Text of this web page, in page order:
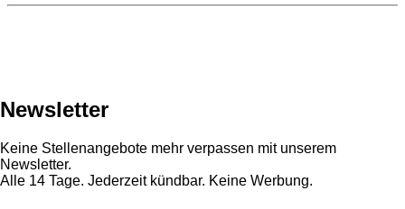
Newsletter
Keine Stellenangebote mehr verpassen mit unserem
Newsletter.
Alle 14 Tage. Jederzeit kündbar. Keine Werbung.